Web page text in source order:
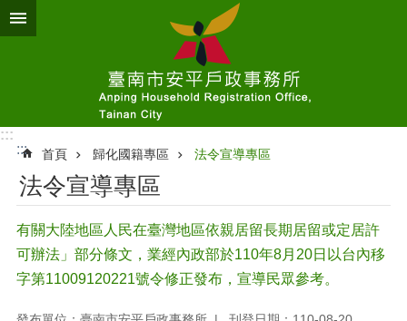
跳到主要內容區塊
:::
:::
首頁 歸化國籍專區 法令宣導專區
法令宣導專區
有關大陸地區人民在臺灣地區依親居留長期居留或定居許
可辦法」部分條文，業經內政部於110年8月20日以台內移
字第11009120221號令修正發布，宣導民眾參考。